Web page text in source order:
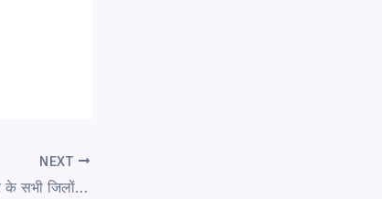
NEXT
“जीविका में बड़ी भर्ती – बिहार के सभी जिलों में 3000+ पद, आज ही करें आवेदन”